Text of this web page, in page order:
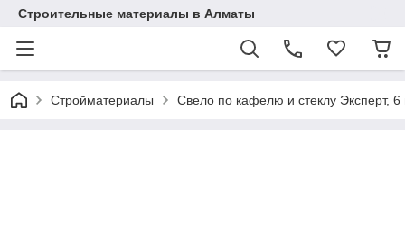
Строительные материалы в Алматы
Стройматериалы Свело по кафелю и стеклу Эксперт,